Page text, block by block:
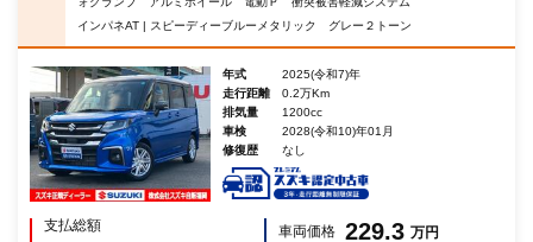
インパネAT | スピーディーブルーメタリック グレー２トーン
年式
2025(令和7)年
走行距離
0.2万Km
排気量
1200cc
車検
2028(令和10)年01月
修復歴
なし
支払総額 車両価格 229.3 万円